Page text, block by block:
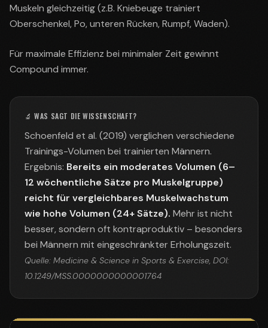
Muskeln gleichzeitig (z.B. Kniebeuge trainiert
Oberschenkel, Po, unteren Rücken, Rumpf, Waden).
Für maximale Effizienz bei minimaler Zeit gewinnt
Compound immer.
🔬 WAS SAGT DIE WISSENSCHAFT?
Schoenfeld et al. (2019) verglichen verschiedene
Trainings-Volumen bei trainierten Männern.
Ergebnis: Bereits ein moderates Volumen (6–
12 wöchentliche Sätze pro Muskelgruppe)
reicht für vergleichbares Muskelwachstum
wie hohe Volumen (24+ Sätze). Mehr ist nicht
besser, sondern oft kontraproduktiv – besonders
bei Männern mit eingeschränkter Erholungszeit.
Quelle: Medicine & Science in Sports & Exercise, DOI:
10.1249/MSS.0000000000001764